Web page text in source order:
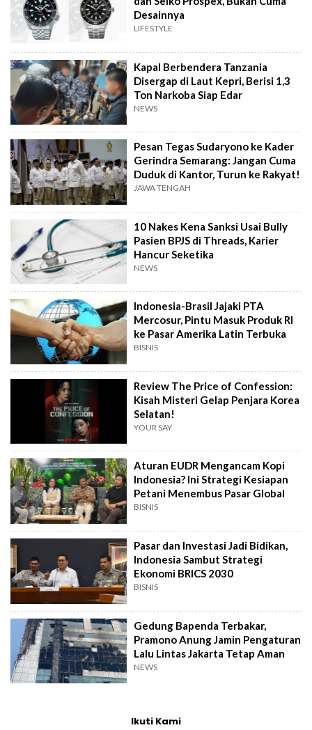
Desainnya
LIFESTYLE
Kapal Berbendera Tanzania
Disergap di Laut Kepri, Berisi 1,3
Ton Narkoba Siap Edar
NEWS
Pesan Tegas Sudaryono ke Kader
Gerindra Semarang: Jangan Cuma
Duduk di Kantor, Turun ke Rakyat!
JAWA TENGAH
10 Nakes Kena Sanksi Usai Bully
Pasien BPJS di Threads, Karier
Hancur Seketika
NEWS
Indonesia-Brasil Jajaki PTA
Mercosur, Pintu Masuk Produk RI
ke Pasar Amerika Latin Terbuka
BISNIS
Review The Price of Confession:
Kisah Misteri Gelap Penjara Korea
Selatan!
YOUR SAY
Aturan EUDR Mengancam Kopi
Indonesia? Ini Strategi Kesiapan
Petani Menembus Pasar Global
BISNIS
Pasar dan Investasi Jadi Bidikan,
Indonesia Sambut Strategi
Ekonomi BRICS 2030
BISNIS
Gedung Bapenda Terbakar,
Pramono Anung Jamin Pengaturan
Lalu Lintas Jakarta Tetap Aman
NEWS
Ikuti Kami